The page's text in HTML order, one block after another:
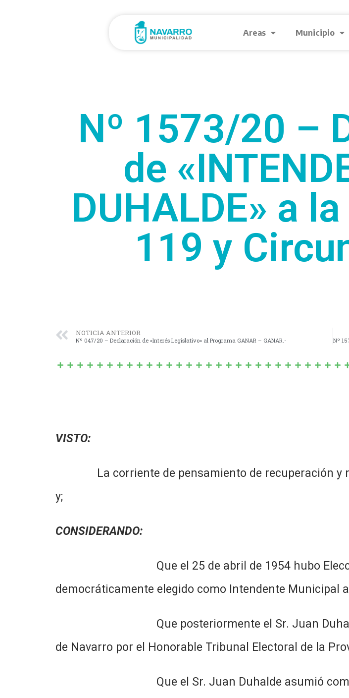
Areas Municipio
Nº 1573/20 –
de
DUHALDE» a
119 y
NOTICIA ANTERIOR
Nº 047/20 – Declaración de «Interés Legislativo» al Programa GANAR – GANAR.-
VISTO:
La corriente de pensamiento de recuperación y
y;
CONSIDERANDO:
Que el 25 de abril de 1954 hubo Elecciones
democráticamente elegido como Intendente Municipal
Que posteriormente el Sr. Juan Duhalde fue
de Navarro por el Honorable Tribunal Electoral de la
Que el Sr. Juan Duhalde asumió como